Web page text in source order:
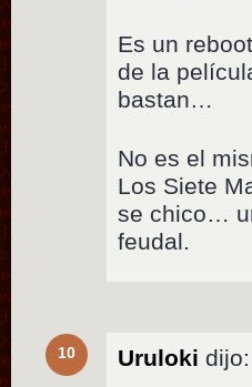
Es un
de la
bastan…
No es el
Los Siete
se chico…
feudal.
10 Uruloki dijo: